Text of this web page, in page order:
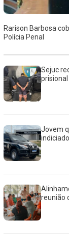
Rarison Barbosa
Polícia Penal
Sejuc
Jovem
reunião